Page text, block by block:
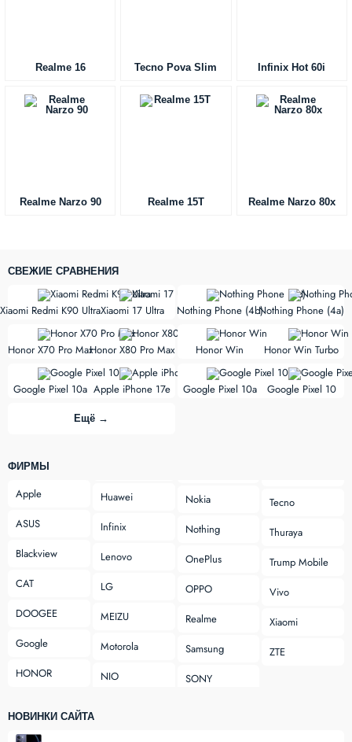
Realme 16 Tecno Pova Slim Infinix Hot 60i
Realme Narzo 90 Realme 15T Realme Narzo 80x
СВЕЖИЕ СРАВНЕНИЯ
Xiaomi Redmi K90 Ultra
vs
Xiaomi 17 Ultra
Nothing Phone (4b)
vs
Nothing Phone (4a)
Honor X70 Pro Max
vs
Honor X80 Pro Max
Honor Win
vs
Honor Win Turbo
Google Pixel 10a
vs
Apple iPhone 17e
Google Pixel 10a
vs
Google Pixel 10
Ещё →
ФИРМЫ
Apple
ASUS
Blackview
CAT
DOOGEE
Google
HONOR
Huawei
Infinix
Lenovo
LG
MEIZU
Motorola
NIO
Nokia
Nothing
OnePlus
OPPO
Realme
Samsung
SONY
Tecno
Thuraya
Trump Mobile
Vivo
Xiaomi
ZTE
НОВИНКИ САЙТА